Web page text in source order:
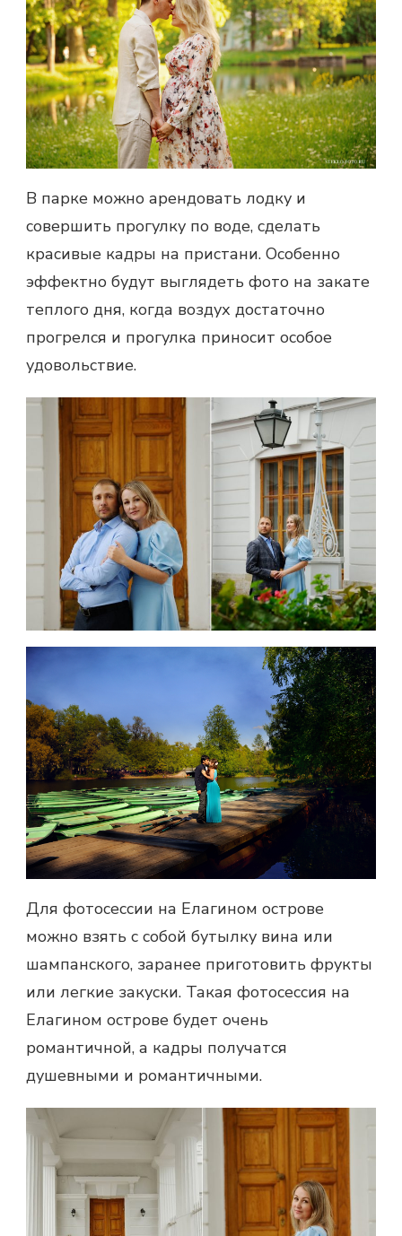
В парке можно арендовать лодку и
совершить прогулку по воде, сделать
красивые кадры на пристани. Особенно
эффектно будут выглядеть фото на закате
теплого дня, когда воздух достаточно
прогрелся и прогулка приносит особое
удовольствие.
Для фотосессии на Елагином острове
можно взять с собой бутылку вина или
шампанского, заранее приготовить фрукты
или легкие закуски. Такая фотосессия на
Елагином острове будет очень
романтичной, а кадры получатся
душевными и романтичными.